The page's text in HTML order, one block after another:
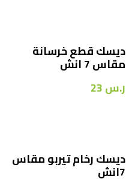
ديسك قطع خرسانة
مقاس 7 انش
ر.س23
ديسك رخام تيربو مقاس
7انش